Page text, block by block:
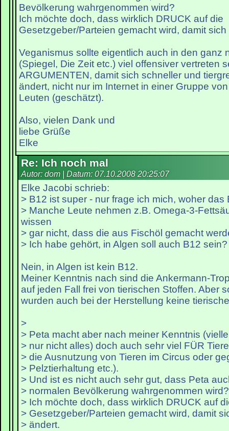
Bevölkerung wahrgenommen wird?
Ich möchte doch, dass wirklich DRUCK auf die
Gesetzgeber/Parteien gemacht wird, damit
Veganismus sollte eigentlich auch in den ganz
(Spiegel, Die Zeit etc.) viel offensiver vertreten
ARGUMENTEN, damit sich schneller und
ändert, nicht nur im Internet in einer Gruppe
Leuten (geschätzt).
Also, vielen Dank und
liebe Grüße
Elke
Re: Ich noch mal
Autor: dom | Datum: 07.10.2008 20:25:07
Elke Jacobi schrieb:
> B12 ist super - nur frage ich mich, woher das
> Manche Leute nehmen z.B. Omega-3-
wissen
> gar nicht, dass die aus Fischöl gemacht
> Ich habe gehört, in Algen soll auch B12 sein?
Nein, in Algen ist kein B12.
Meiner Kenntnis nach sind die Ankermann-
auf jeden Fall frei von tierischen Stoffen. Aber
wurden auch bei der Herstellung keine
>
> Peta macht aber nach meiner Kenntnis
> nur nicht alles) doch auch sehr viel FÜR
> die Ausnutzung von Tieren im Circus oder
> Pelztierhaltung etc.).
> Und ist es nicht auch sehr gut, dass Peta
> normalen Bevölkerung wahrgenommen wird?
> Ich möchte doch, dass wirklich DRUCK auf
> Gesetzgeber/Parteien gemacht wird, damit
> ändert.